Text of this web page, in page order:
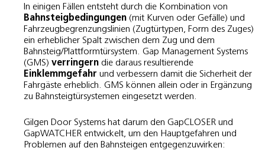
In einigen Fällen entsteht durch die Kombination von
Bahnsteigbedingungen (mit Kurven oder Gefälle) und
Fahrzeugbegrenzungslinien (Zugtürtypen, Form des Zuges)
ein erheblicher Spalt zwischen dem Zug und dem
Bahnsteig/Plattformtürsystem. Gap Management Systems
(GMS) verringern die daraus resultierende
Einklemmgefahr und verbessern damit die Sicherheit der
Fahrgäste erheblich. GMS können allein oder in Ergänzung
zu Bahnsteigtürsystemen eingesetzt werden.
Gilgen Door Systems hat darum den GapCLOSER und
GapWATCHER entwickelt, um den Hauptgefahren und
Problemen auf den Bahnsteigen entgegenzuwirken: